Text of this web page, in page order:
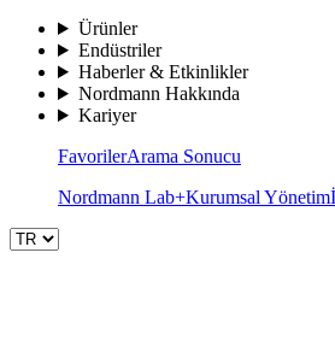
Ürünler
Endüstriler
Haberler & Etkinlikler
Nordmann Hakkında
Kariyer
FavorilerArama Sonucu
Nordmann Lab+Kurumsal Yönetim